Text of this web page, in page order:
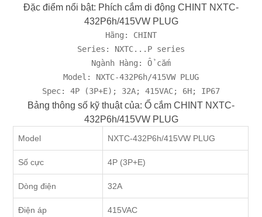
Đặc điểm nổi bật: Phích cắm di động CHINT NXTC-
432P6h/415VW PLUG
Hãng: CHINT
Series: NXTC...P series
Ngành Hàng: Ổ cắm
Model: NXTC-432P6h/415VW PLUG
Spec: 4P (3P+E); 32A; 415VAC; 6H; IP67
Bảng thông số kỹ thuật của: Ổ cắm CHINT NXTC-
432P6h/415VW PLUG
Model NXTC-432P6h/415VW PLUG
Số cực 4P (3P+E)
Dòng điện 32A
Điện áp 415VAC